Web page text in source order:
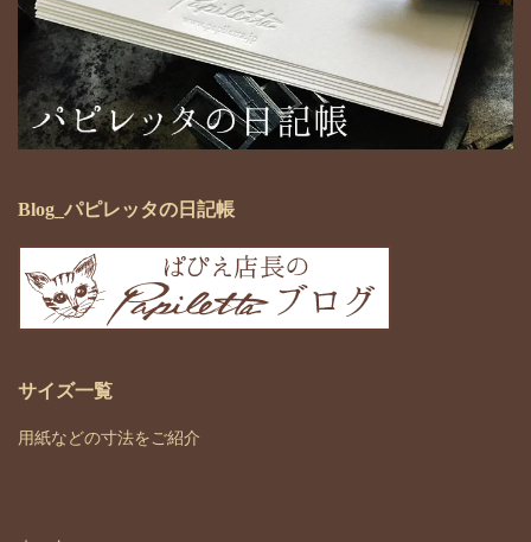
Blog_パピレッタの日記帳
サイズ一覧
用紙などの寸法をご紹介